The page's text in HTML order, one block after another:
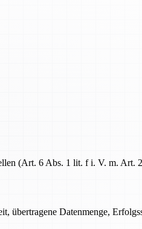
(Art. 6 Abs. 1 lit. f i. V. m. Art.
übertragene Datenmenge,